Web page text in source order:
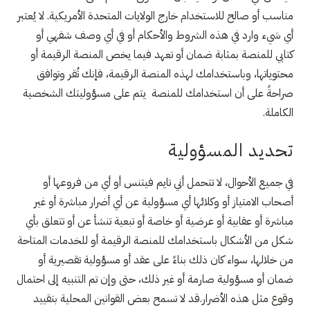
مناسب أو صالح للاستخدام خارج الولايات المتحدة الأمريكية. لا يُعتبر
أي شيء وارد في هذه الشروط والأحكام أو في أي وصف شفهي أو
كتابي للمنصة بمثابة ضمان أو تعهد فيما يخص المنصة الرقيمة أو
محتوياتها، وباستخدامك لهذه المنصة الرقيمة، فإنك تُقر وتوافق
صراحةً على أن استخدامك للمنصة يتم على مسؤوليتك الشخصية
الكاملة.
تحديد المسؤولية
في جميع الأحوال، لا تتحمل أني تايم فيتنس أو أي من فروعها أو
أصحاب الامتياز أو وكلائها أي مسؤولية عن أي أضرار مباشرة أو غير
مباشرة أو عقابية أو عرضية أو خاصة أو تبعية تنشأ عن أو تتعلق بأي
شكل من الأشكال باستخدامك للمنصة الرقيمة أو للخدمات المتاحة
من خلالها، سواء كان ذلك بناءً على عقد أو مسؤولية تقصيرية أو
ضمان أو مسؤولية صارمة أو غير ذلك، حتى وإن تم التنبيه إلى احتمال
وقوع مثل هذه الأضرار.قد لا تسمح بعض القوانين المحلية بتقييد